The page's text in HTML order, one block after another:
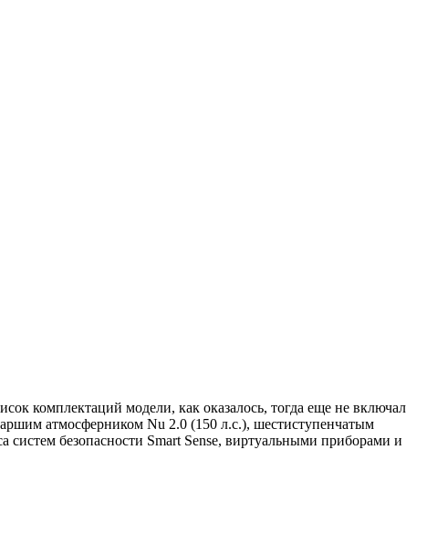
комплектаций модели, как оказалось, тогда еще не включал
атмосферником Nu 2.0 (150 л.с.), шестиступенчатым
систем безопасности Smart Sense, виртуальными приборами и